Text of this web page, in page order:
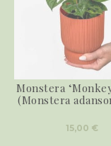
Monstera
(Monstera
15,00 €